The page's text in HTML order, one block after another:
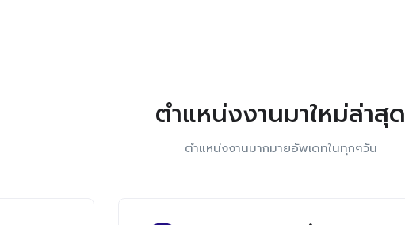
ตำแหน่งงานมาใหม่ล่าสุด
ตำแหน่งงานมากมายอัพเดทในทุกๆวัน